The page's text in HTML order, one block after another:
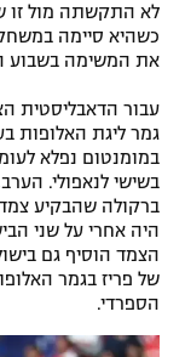
תקנון עבור פעילות
גיימינג E-Sports
תנאי שימוש
מדיניות פרטיות
תקנון פעילות
רשיון להקרנה
בייסבול MLB
אומנויות לחימה
גיימינג E-Sports
לא התקשתה מול זו
את המשימה בשבוע
עבור הדאבליסטית
גמר ליגת האלופות
במומנטום נפלא
בשישי לנאפולי.
היה אחרי על שני
של פריז בגמר
הספרדי.